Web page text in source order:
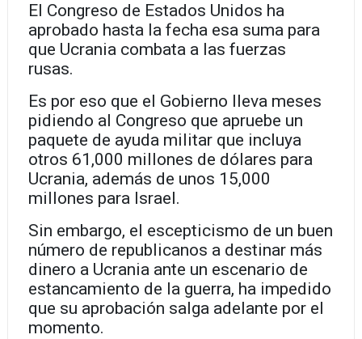
El Congreso de Estados Unidos ha
aprobado hasta la fecha esa suma para
que Ucrania combata a las fuerzas
rusas.
Es por eso que el Gobierno lleva meses
pidiendo al Congreso que apruebe un
paquete de ayuda militar que incluya
otros 61,000 millones de dólares para
Ucrania, además de unos 15,000
millones para Israel.
Sin embargo, el escepticismo de un buen
número de republicanos a destinar más
dinero a Ucrania ante un escenario de
estancamiento de la guerra, ha impedido
que su aprobación salga adelante por el
momento.